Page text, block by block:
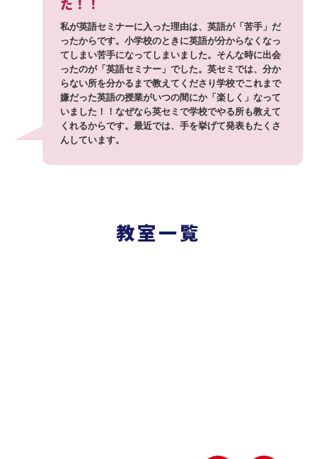
私が英語セミナーに入った理由は、英語が「苦手」だ
ったからです。小学校のときに英語が分からなくなっ
てしまい苦手になってしまいました。そんな時に出会
ったのが「英語セミナー」でした。英セミでは、分か
らない所を分かるまで教えてくださり学校でこれまで
嫌だった英語の授業がいつの間にか「楽しく」なって
いました！！なぜなら英セミで学校でやる所も教えて
くれるからです。最近では、手を挙げて発表もたくさ
んしています。
教室一覧